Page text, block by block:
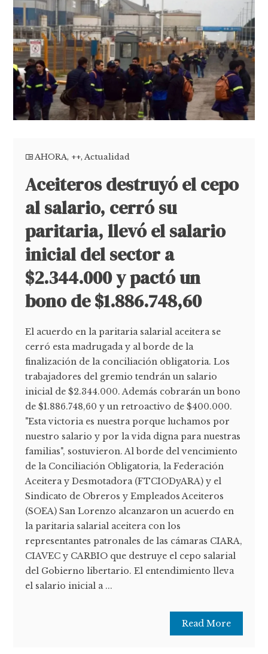
AHORA, ++,Actualidad
Aceiteros destruyó el cepo
al salario, cerró su
paritaria, llevó el salario
inicial del sector a
$2.344.000 y pactó un
bono de $1.886.748,60
El acuerdo en la paritaria salarial aceitera se
cerró esta madrugada y al borde de la
finalización de la conciliación obligatoria. Los
trabajadores del gremio tendrán un salario
inicial de $2.344.000. Además cobrarán un bono
de $1.886.748,60 y un retroactivo de $400.000.
"Esta victoria es nuestra porque luchamos por
nuestro salario y por la vida digna para nuestras
familias", sostuvieron. Al borde del vencimiento
de la Conciliación Obligatoria, la Federación
Aceitera y Desmotadora (FTCIODyARA) y el
Sindicato de Obreros y Empleados Aceiteros
(SOEA) San Lorenzo alcanzaron un acuerdo en
la paritaria salarial aceitera con los
representantes patronales de las cámaras CIARA,
CIAVEC y CARBIO que destruye el cepo salarial
del Gobierno libertario. El entendimiento lleva
el salario inicial a ...
Read More